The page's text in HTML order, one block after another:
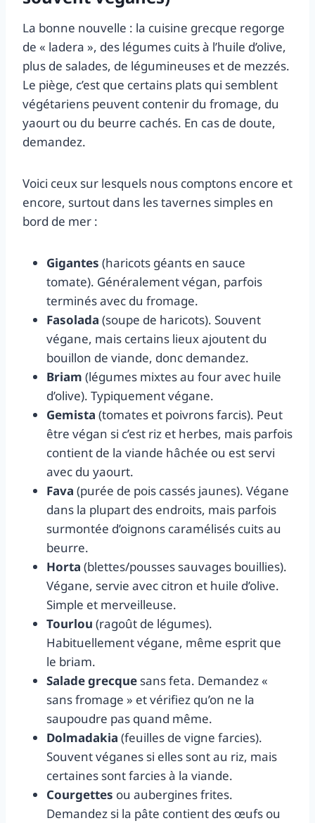
La bonne nouvelle : la cuisine grecque regorge
de « ladera », des légumes cuits à l’huile d’olive,
plus de salades, de légumineuses et de mezzés.
Le piège, c’est que certains plats qui semblent
végétariens peuvent contenir du fromage, du
yaourt ou du beurre cachés. En cas de doute,
demandez.
Voici ceux sur lesquels nous comptons encore et
encore, surtout dans les tavernes simples en
bord de mer :
Gigantes (haricots géants en sauce
tomate). Généralement végan, parfois
terminés avec du fromage.
Fasolada (soupe de haricots). Souvent
végane, mais certains lieux ajoutent du
bouillon de viande, donc demandez.
Briam (légumes mixtes au four avec huile
d’olive). Typiquement végane.
Gemista (tomates et poivrons farcis). Peut
être végan si c’est riz et herbes, mais parfois
contient de la viande hâchée ou est servi
avec du yaourt.
Fava (purée de pois cassés jaunes). Végane
dans la plupart des endroits, mais parfois
surmontée d’oignons caramélisés cuits au
beurre.
Horta (blettes/pousses sauvages bouillies).
Végane, servie avec citron et huile d’olive.
Simple et merveilleuse.
Tourlou (ragoût de légumes).
Habituellement végane, même esprit que
le briam.
Salade grecque sans feta. Demandez «
sans fromage » et vérifiez qu’on ne la
saupoudre pas quand même.
Dolmadakia (feuilles de vigne farcies).
Souvent véganes si elles sont au riz, mais
certaines sont farcies à la viande.
Courgettes ou aubergines frites.
Demandez si la pâte contient des œufs ou